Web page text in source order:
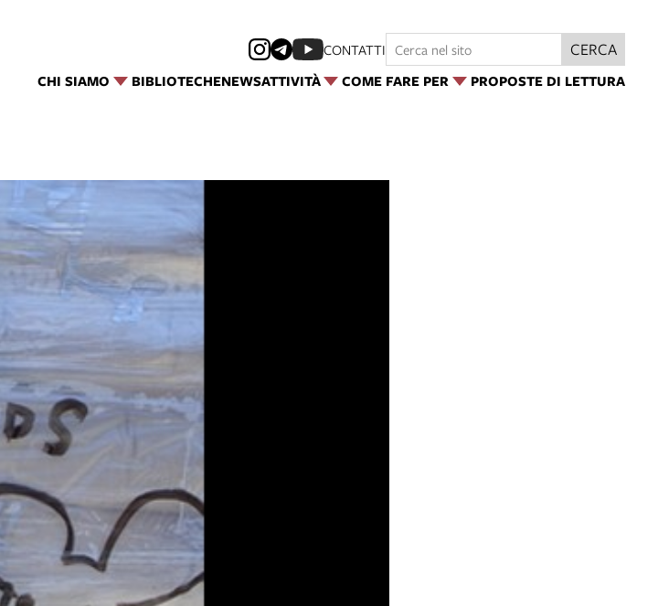
CHI SIAMO BIBLIOTECHENEWSATTIVITÀ COME FARE PER PROPOSTE DI LETTURA
CONTATTI CERCA